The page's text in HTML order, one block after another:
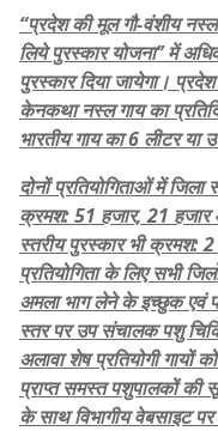
“प्रदेश की मूल गौ-वंशीय
लिये पुरस्कार योजना’’ में
पुरस्कार दिया जायेगा।
केनकथा नस्ल गाय का
भारतीय गाय का 6 लीटर या
दोनों प्रतियोगिताओं में जिला
क्रमश: 51 हजार, 21 हजार
स्तरीय पुरस्कार भी क्रमश:
प्रतियोगिता के लिए सभी
अमला भाग लेने के इच्छुक एवं
स्तर पर उप संचालक पशु
अलावा शेष प्रतियोगी गायों
प्राप्त समस्त पशुपालकों की
के साथ विभागीय वेबसाइट